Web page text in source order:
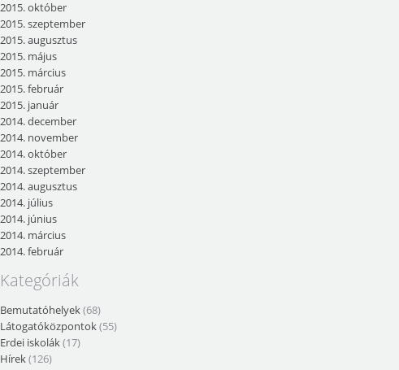
2015. október
2015. szeptember
2015. augusztus
2015. május
2015. március
2015. február
2015. január
2014. december
2014. november
2014. október
2014. szeptember
2014. augusztus
2014. július
2014. június
2014. március
2014. február
Kategóriák
Bemutatóhelyek(68)
Látogatóközpontok(55)
Erdei iskolák(17)
Hírek(126)